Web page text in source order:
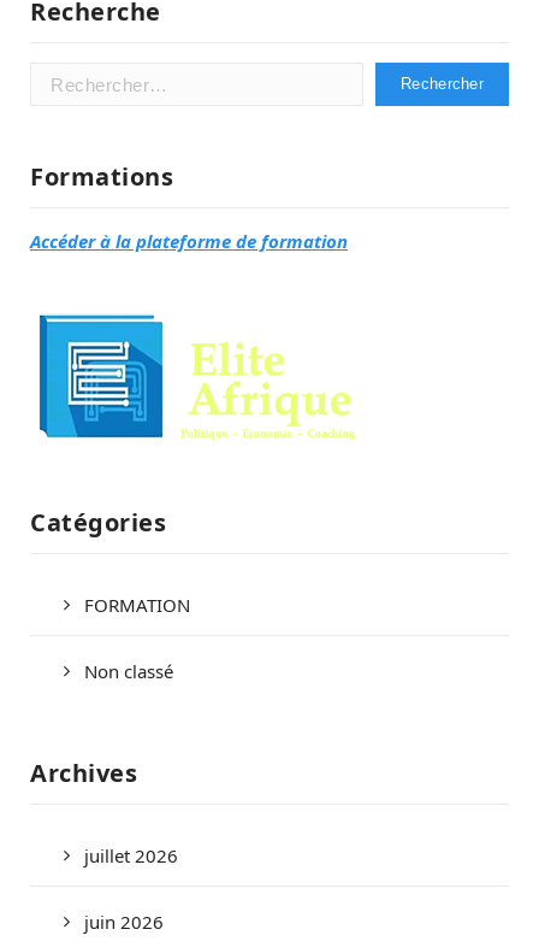
Recherche
Rechercher :
Formations
Accéder à la plateforme de formation
Catégories
FORMATION
Non classé
Archives
juillet 2026
juin 2026